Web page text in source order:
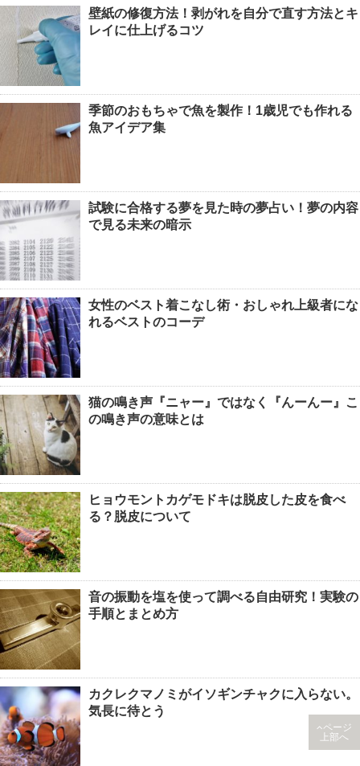
壁紙の修復方法！剥がれを自分で直す方法とキ
レイに仕上げるコツ
季節のおもちゃで魚を製作！1歳児でも作れる
魚アイデア集
試験に合格する夢を見た時の夢占い！夢の内容
で見る未来の暗示
女性のベスト着こなし術・おしゃれ上級者にな
れるベストのコーデ
猫の鳴き声『ニャー』ではなく『んーんー』こ
の鳴き声の意味とは
ヒョウモントカゲモドキは脱皮した皮を食べ
る？脱皮について
音の振動を塩を使って調べる自由研究！実験の
手順とまとめ方
カクレクマノミがイソギンチャクに入らない。
気長に待とう
ページ
上部へ